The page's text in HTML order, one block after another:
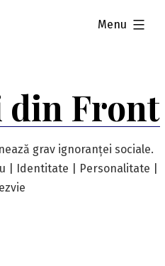
Front
grav ignoranței sociale.
| Identitate | Personalitate |
Menu
expanded